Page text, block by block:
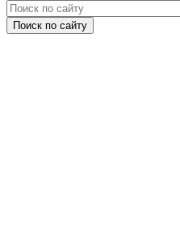
Поиск по сайту